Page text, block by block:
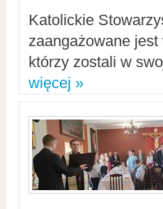
Katolickie
zaangażowane
którzy zostali w
więcej »